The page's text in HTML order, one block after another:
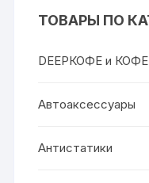
ТОВАРЫ ПО
DEEPКОФЕ и
Автоаксессуары
Антистатики